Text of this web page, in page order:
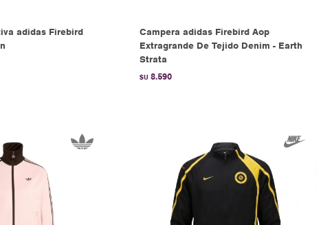
adidas Firebird
Campera adidas Firebird Aop
Extragrande De Tejido Denim - Earth
Strata
$U 8.590